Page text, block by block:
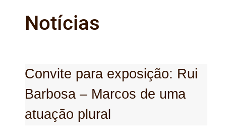
Notícias
Convite para exposição: Rui
Barbosa – Marcos de uma
atuação plural